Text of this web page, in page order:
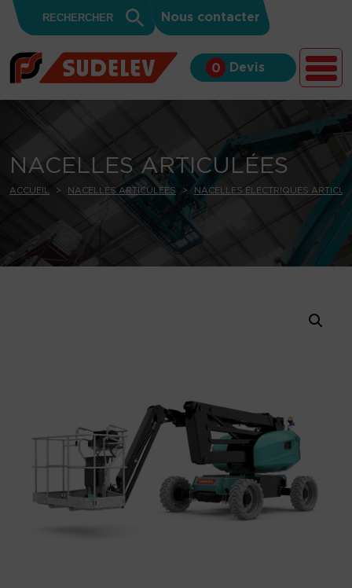
Skip to content
for:
Search
Button
Nous contacter
0 Devis
NACELLES ARTICULÉES
ACCUEIL NACELLES ARTICULÉES NACELLES ÉLECTRIQUES